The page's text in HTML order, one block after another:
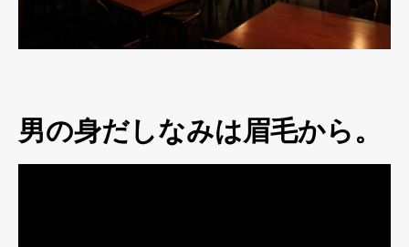
男の身だしなみは眉毛から。